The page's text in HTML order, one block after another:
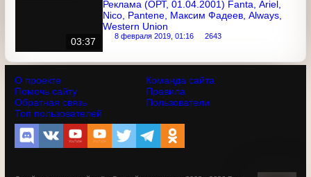
Версия с другой музыкой
8 марта 2016, 23:15 2675
03:37
Nico, Pantene, Максим Фадеев, Always,
Western Union
8 февраля 2019, 01:16
Рекламный блок
О проекте
Команда сайта
Помочь сайту
Правила